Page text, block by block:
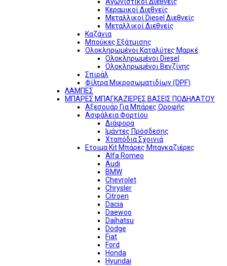
Κεραμικοί Διεθνείς
Μεταλλικοί Diesel Διεθνείς
Μεταλλικοί Διεθνείς
Καζάνια
Μπούκες Εξάτμισης
Ολοκληρωμένοι Καταλύτες Μαρκέ
Ολοκληρωμένοι Diesel
Ολοκληρωμένοι Βενζίνης
Σπιράλ
Φίλτρα Μικροσωματιδίων (DPF)
ΛΑΜΠΕΣ
ΜΠΑΡΕΣ ΜΠΑΓΚΑΖΙΕΡΕΣ ΒΑΣΕΙΣ ΠΟΔΗΛΑΤΟΥ
Αξεσουάρ Για Μπάρες Οροφής
Ασφάλεια Φορτίου
Διάφορα
Ιμάντες Πρόσδεσης
Χταπόδια Σχοινιά
Ετοιμα Kit Μπάρες Μπαγκαζιέρες
Alfa Romeo
Audi
BMW
Chevrolet
Chrysler
Citroen
Dacia
Daewoo
Daihatsu
Dodge
Fiat
Ford
Honda
Hyundai